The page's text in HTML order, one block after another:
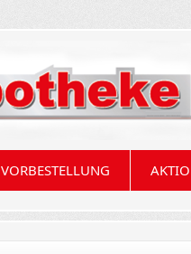
VORBESTELLUNG